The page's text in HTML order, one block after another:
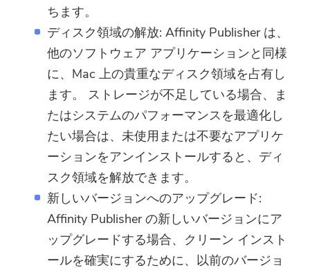
ちます。
ディスク領域の解放: Affinity Publisher は、
他のソフトウェア アプリケーションと同様
に、Mac 上の貴重なディスク領域を占有し
ます。 ストレージが不足している場合、ま
たはシステムのパフォーマンスを最適化し
たい場合は、未使用または不要なアプリケ
ーションをアンインストールすると、ディ
スク領域を解放できます。
新しいバージョンへのアップグレード:
Affinity Publisher の新しいバージョンにア
ップグレードする場合、クリーン インスト
ールを確実にするために、以前のバージョ